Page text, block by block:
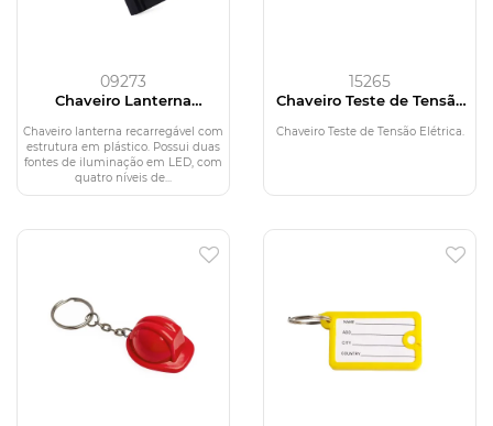
09273
Chaveiro Lanterna
Chaveiro lanterna recarregável com
estrutura em plástico. Possui duas
fontes de iluminação em LED, com
quatro níveis de...
15265
Chaveiro Teste de Tensão
Chaveiro Teste de Tensão Elétrica.